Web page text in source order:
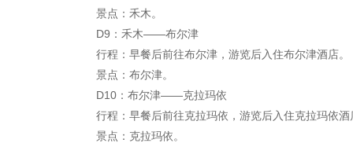
景点：禾木。
D9：禾木——布尔津
行程：早餐后前往布尔津，游览后入住布尔津酒店。
景点：布尔津。
D10：布尔津——克拉玛依
行程：早餐后前往克拉玛依，游览后入住克拉玛依酒
景点：克拉玛依。